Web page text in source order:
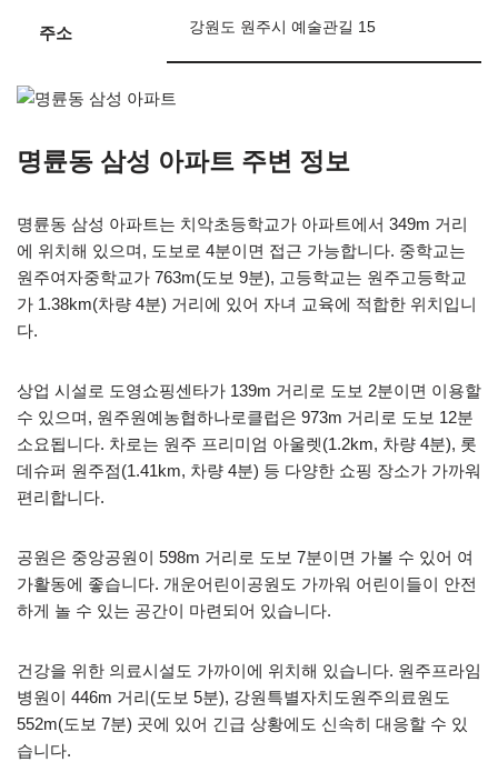
주소 강원도 원주시 예술관길 15
명륜동 삼성 아파트 주변 정보
명륜동 삼성 아파트는 치악초등학교가 아파트에서 349m 거리
에 위치해 있으며, 도보로 4분이면 접근 가능합니다. 중학교는
원주여자중학교가 763m(도보 9분), 고등학교는 원주고등학교
가 1.38km(차량 4분) 거리에 있어 자녀 교육에 적합한 위치입니
다.
상업 시설로 도영쇼핑센타가 139m 거리로 도보 2분이면 이용할
수 있으며, 원주원예농협하나로클럽은 973m 거리로 도보 12분
소요됩니다. 차로는 원주 프리미엄 아울렛(1.2km, 차량 4분), 롯
데슈퍼 원주점(1.41km, 차량 4분) 등 다양한 쇼핑 장소가 가까워
편리합니다.
공원은 중앙공원이 598m 거리로 도보 7분이면 가볼 수 있어 여
가활동에 좋습니다. 개운어린이공원도 가까워 어린이들이 안전
하게 놀 수 있는 공간이 마련되어 있습니다.
건강을 위한 의료시설도 가까이에 위치해 있습니다. 원주프라임
병원이 446m 거리(도보 5분), 강원특별자치도원주의료원도
552m(도보 7분) 곳에 있어 긴급 상황에도 신속히 대응할 수 있
습니다.